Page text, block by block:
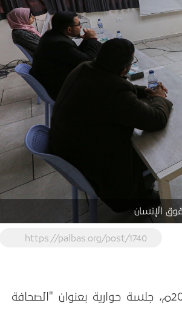
الإنسان
https://palbas.org/post/1740
عقد بيت الصحافة- فلسطين، يوم الخميس 3 فبراير/ شباط 2022م، جلسة حوارية بعنوان "الصحافة